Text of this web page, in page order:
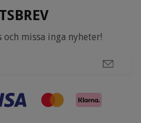
missa inga nyheter!